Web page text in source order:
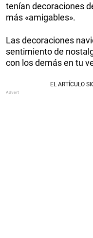
tenían decoraciones
más «amigables».
Las decoraciones
sentimiento de
con los demás en tu